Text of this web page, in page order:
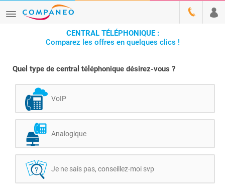
CENTRAL TÉLÉPHONIQUE :
Comparez les offres en quelques clics !
Quel type de central téléphonique désirez-vous ?
VoIP
Analogique
Je ne sais pas, conseillez-moi svp